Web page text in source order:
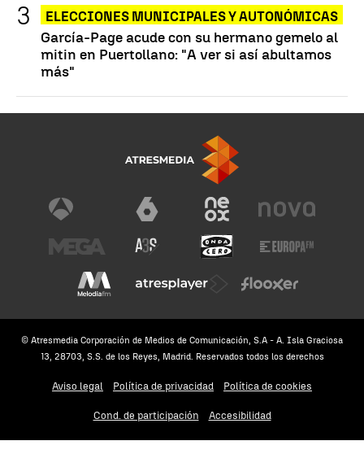
ELECCIONES MUNICIPALES Y AUTONÓMICAS
García-Page acude con su hermano gemelo al
mitin en Puertollano: "A ver si así abultamos
más"
© Atresmedia Corporación de Medios de Comunicación, S.A - A. Isla Graciosa
13, 28703, S.S. de los Reyes, Madrid. Reservados todos los derechos
Aviso legal Política de privacidad Política de cookies
Cond. de participación Accesibilidad